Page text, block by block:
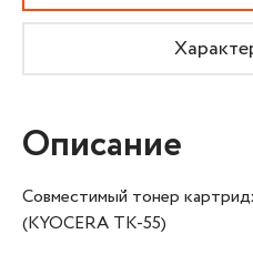
Описание
Совместимый тонер
(KYOCERA TK-55)